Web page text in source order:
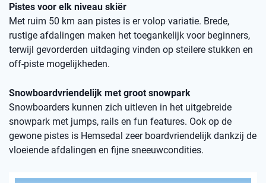
Pistes voor elk niveau skiër
Met ruim 50 km aan pistes is er volop variatie. Brede,
rustige afdalingen maken het toegankelijk voor beginners,
terwijl gevorderden uitdaging vinden op steilere stukken en
off-piste mogelijkheden.
Snowboardvriendelijk met groot snowpark
Snowboarders kunnen zich uitleven in het uitgebreide
snowpark met jumps, rails en fun features. Ook op de
gewone pistes is Hemsedal zeer boardvriendelijk dankzij de
vloeiende afdalingen en fijne sneeuwcondities.